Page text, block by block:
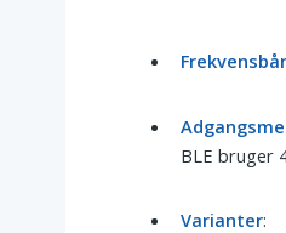
BLE bruger
Varianter: